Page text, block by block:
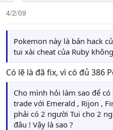
4/2/09
Pokemon này là bản hack
tui xài cheat của Ruby
Có lẽ là đã fix, vì có đủ 386
Cho mình hỏi làm sao để
trade với Emerald , Rijon ,
phải có 2 người Tui cho 2
đâu ! Vậy là sao ?